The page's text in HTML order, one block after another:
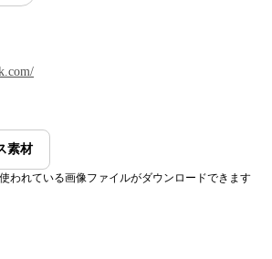
素材
われている画像ファイルがダウンロードできます